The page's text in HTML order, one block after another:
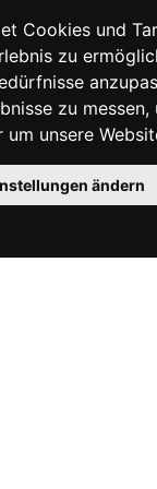
Cookies und
zu
zu
um unsere
ändern